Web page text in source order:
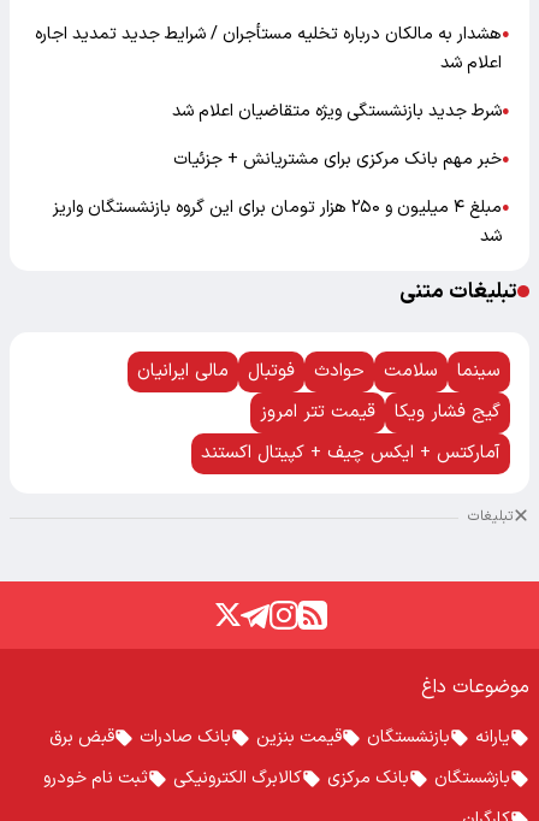
●هشدار به مالکان درباره تخلیه مستأجران / شرایط جدید تمدید اجاره
اعلام شد
●شرط جدید بازنشستگی ویژه متقاضیان اعلام شد
●خبر مهم بانک مرکزی برای مشتریانش + جزئیات
●
مبلغ ۴ میلیون و ۲۵۰ هزار تومان برای این گروه بازنشستگان واریز
شد
تبلیغات متنی
سینما سلامت حوادث فوتبال
مالی ایرانیان
گیج فشار ویکا
قیمت تتر امروز
آمارکتس + ایکس چیف + کپیتال اکستند
تبلیغات
موضوعات داغ
یارانه بازنشستگان قیمت بنزین بانک صادرات
قبض برق
بازشستگان
بانک مرکزی کالابرگ الکترونیکی
ثبت نام خودرو